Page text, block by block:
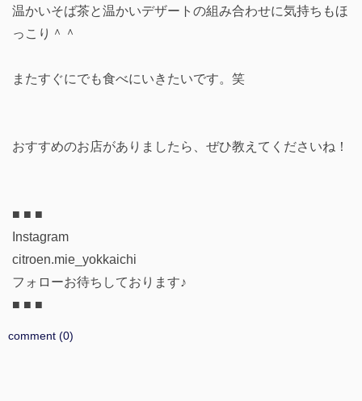
温かいそば茶と温かいデザートの組み合わせに気持ちもほ
っこり＾＾
またすぐにでも食べにいきたいです。笑
おすすめのお店がありましたら、ぜひ教えてくださいね！
■ ■ ■
Instagram
citroen.mie_yokkaichi
フォローお待ちしております♪
■ ■ ■
comment (0)